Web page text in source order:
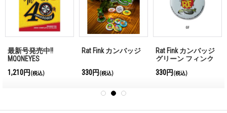
最新号発売中!!
MQQNEYES
Magazine No.28 2026
1,210円 (税込)
Rat Fink カンバッジ
330円 (税込)
Rat Fink カンバッジ
グリーン フィンク
330円 (税込)